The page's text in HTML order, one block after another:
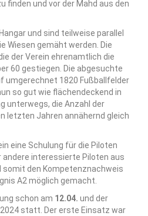
finden und vor der Mahd aus den
und sind teilweise parallel
Wiesen gemäht werden. Die
der Verein ehrenamtlich die
60 gestiegen. Die abgesuchte
umgerechnet 1820 Fußballfelder
so gut wie flächendeckend in
unterwegs, die Anzahl der
letzten Jahren annähernd gleich
eine Schulung für die Piloten
andere interessierte Piloten aus
somit den Kompetenznachweis
A2 möglich gemacht.
schon am 12.04. und der
statt. Der erste Einsatz war